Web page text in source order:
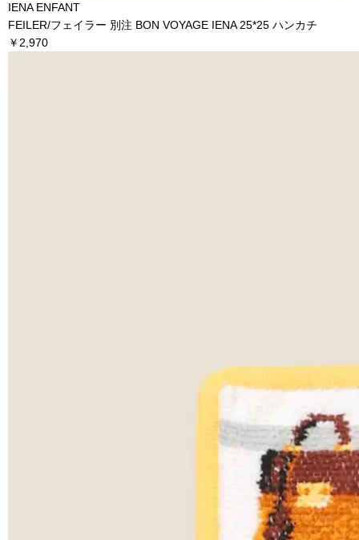
IENA ENFANT
FEILER/フェイラー 別注 BON VOYAGE IENA 25*25 ハンカチ
￥2,970